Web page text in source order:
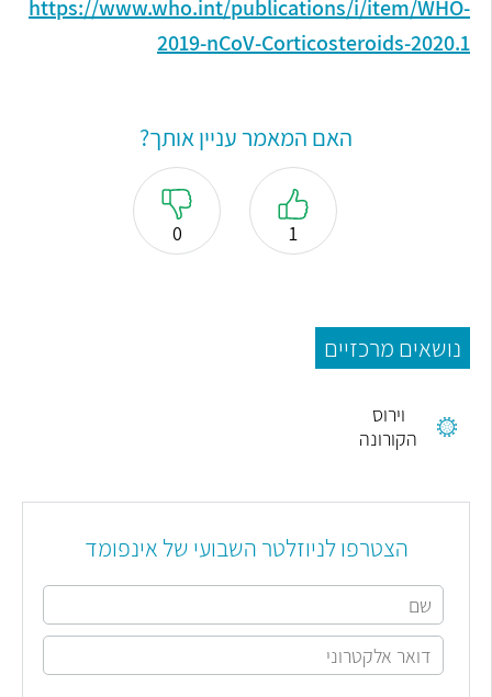
https://www.who.int/publications/i/item/WHO-
2019-nCoV-Corticosteroids-2020.1
האם המאמר עניין אותך?
1
0
נושאים מרכזיים
וירוס
הקורונה
הצטרפו לניוזלטר השבועי של אינפומד